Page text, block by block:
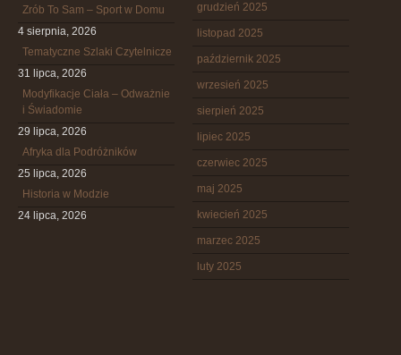
Zrób To Sam – Sport w Domu
4 sierpnia, 2026
Tematyczne Szlaki Czytelnicze
31 lipca, 2026
Modyfikacje Ciała – Odważnie
i Świadomie
29 lipca, 2026
Afryka dla Podróżników
25 lipca, 2026
Historia w Modzie
24 lipca, 2026
grudzień 2025
listopad 2025
październik 2025
wrzesień 2025
sierpień 2025
lipiec 2025
czerwiec 2025
maj 2025
kwiecień 2025
marzec 2025
luty 2025